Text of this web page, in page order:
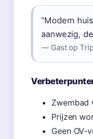
“Modern
aanwezig,
— Gast op
Zwembad
Prijzen
Geen OV-